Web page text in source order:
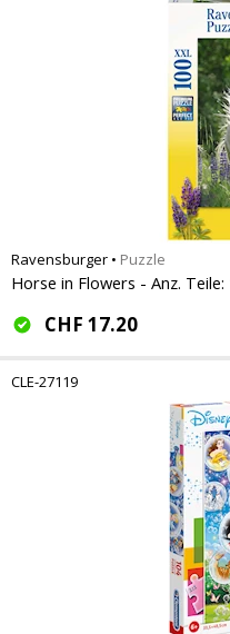
Ravensburger • Puzzle
Horse in Flowers - Anz. Teile:
CHF 17.20
CLE-27119